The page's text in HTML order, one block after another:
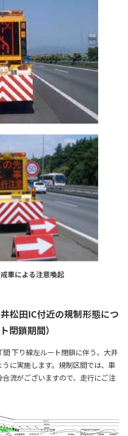
松田IC付近の規制形態につ
閉鎖期間）
下り線左ルート閉鎖に伴う、大井
に実施します。規制区間では、車
流がございますので、走行にご注